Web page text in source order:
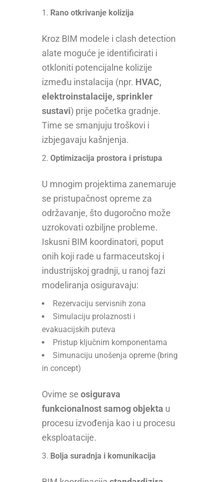
Rano otkrivanje kolizija
Kroz BIM modele i clash detection
alate moguće je identificirati i
otkloniti potencijalne kolizije
između instalacija (npr. HVAC,
elektroinstalacije, sprinkler
sustavi) prije početka gradnje.
Time se smanjuju troškovi i
izbjegavaju kašnjenja.
Optimizacija prostora i pristupa
U mnogim projektima zanemaruje
se pristupačnost opreme za
održavanje, što dugoročno može
uzrokovati ozbiljne probleme.
Iskusni BIM koordinatori, poput
onih koji rade u farmaceutskoj i
industrijskoj gradnji, u ranoj fazi
modeliranja osiguravaju:
Rezervaciju servisnih zona
Simulaciju prolaznosti i
evakuacijskih puteva
Pristup ključnim komponentama
Simunaciju unošenja opreme (bring
in concept)
Ovime se osigurava
funkcionalnost samog objekta u
procesu izvođenja kao i u procesu
eksploatacije.
Bolja suradnja i komunikacija